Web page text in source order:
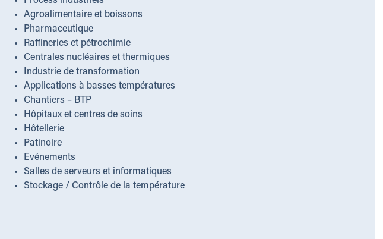
Agroalimentaire et boissons
Pharmaceutique
Raffineries et pétrochimie
Centrales nucléaires et thermiques
Industrie de transformation
Applications à basses températures
Chantiers – BTP
Hôpitaux et centres de soins
Hôtellerie
Patinoire
Evénements
Salles de serveurs et informatiques
Stockage / Contrôle de la température